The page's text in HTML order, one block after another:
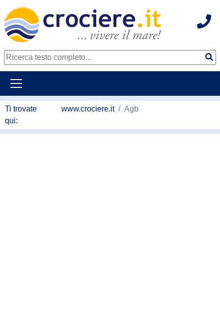
Ti trovate
qui:
www.crociere.it Agb